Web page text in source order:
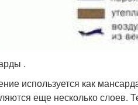
.
используется как
еще несколько